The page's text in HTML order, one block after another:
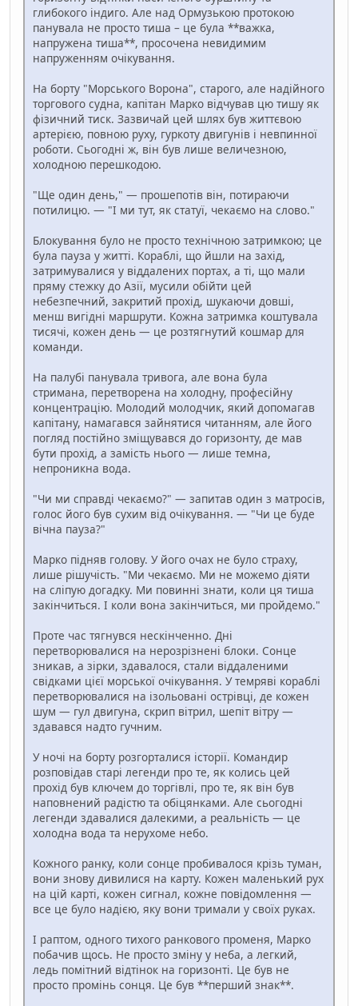
глибокого індиго. Але над Ормузькою протокою
панувала не просто тиша – це була **важка,
напружена тиша**, просочена невидимим
напруженням очікування.
На борту "Морського Ворона", старого, але надійного
торгового судна, капітан Марко відчував цю тишу як
фізичний тиск. Зазвичай цей шлях був життєвою
артерією, повною руху, гуркоту двигунів і невпинної
роботи. Сьогодні ж, він був лише величезною,
холодною перешкодою.
"Ще один день," — прошепотів він, потираючи
потилицю. — "І ми тут, як статуї, чекаємо на слово."
Блокування було не просто технічною затримкою; це
була пауза у житті. Кораблі, що йшли на захід,
затримувалися у віддалених портах, а ті, що мали
пряму стежку до Азії, мусили обійти цей
небезпечний, закритий прохід, шукаючи довші,
менш вигідні маршрути. Кожна затримка коштувала
тисячі, кожен день — це розтягнутий кошмар для
команди.
На палубі панувала тривога, але вона була
стримана, перетворена на холодну, професійну
концентрацію. Молодий молодчик, який допомагав
капітану, намагався зайнятися читанням, але його
погляд постійно зміщувався до горизонту, де мав
бути прохід, а замість нього — лише темна,
непроникна вода.
"Чи ми справді чекаємо?" — запитав один з матросів,
голос його був сухим від очікування. — "Чи це буде
вічна пауза?"
Марко підняв голову. У його очах не було страху,
лише рішучість. "Ми чекаємо. Ми не можемо діяти
на сліпую догадку. Ми повинні знати, коли ця тиша
закінчиться. І коли вона закінчиться, ми пройдемо."
Проте час тягнувся нескінченно. Дні
перетворювалися на нерозрізнені блоки. Сонце
зникав, а зірки, здавалося, стали віддаленими
свідками цієї морської очікування. У темряві кораблі
перетворювалися на ізольовані острівці, де кожен
шум — гул двигуна, скрип вітрил, шепіт вітру —
здавався надто гучним.
У ночі на борту розгорталися історії. Командир
розповідав старі легенди про те, як колись цей
прохід був ключем до торгівлі, про те, як він був
наповнений радістю та обіцянками. Але сьогодні
легенди здавалися далекими, а реальність — це
холодна вода та нерухоме небо.
Кожного ранку, коли сонце пробивалося крізь туман,
вони знову дивилися на карту. Кожен маленький рух
на цій карті, кожен сигнал, кожне повідомлення —
все це було надією, яку вони тримали у своїх руках.
І раптом, одного тихого ранкового променя, Марко
побачив щось. Не просто зміну у неба, а легкий,
ледь помітний відтінок на горизонті. Це був не
просто промінь сонця. Це був **перший знак**.